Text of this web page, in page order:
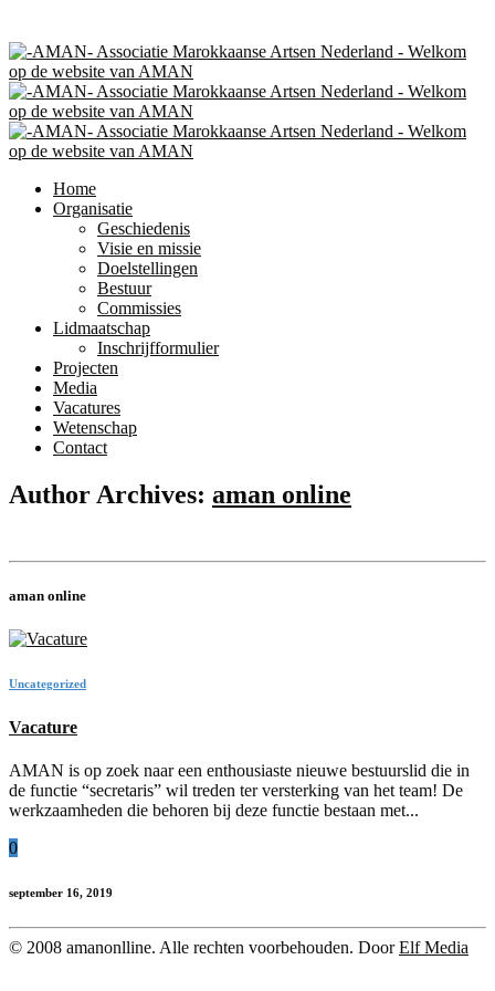
Home
Organisatie
Geschiedenis
Visie en missie
Doelstellingen
Bestuur
Commissies
Lidmaatschap
Inschrijfformulier
Projecten
Media
Vacatures
Wetenschap
Contact
Author Archives: aman online
aman online
Uncategorized
Vacature
AMAN is op zoek naar een enthousiaste nieuwe bestuurslid die in
de functie “secretaris” wil treden ter versterking van het team! De
werkzaamheden die behoren bij deze functie bestaan met...
0
september 16, 2019
© 2008 amanonlline. Alle rechten voorbehouden. DoorElf Media